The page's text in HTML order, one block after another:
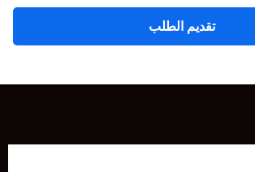
تقديم الطلب